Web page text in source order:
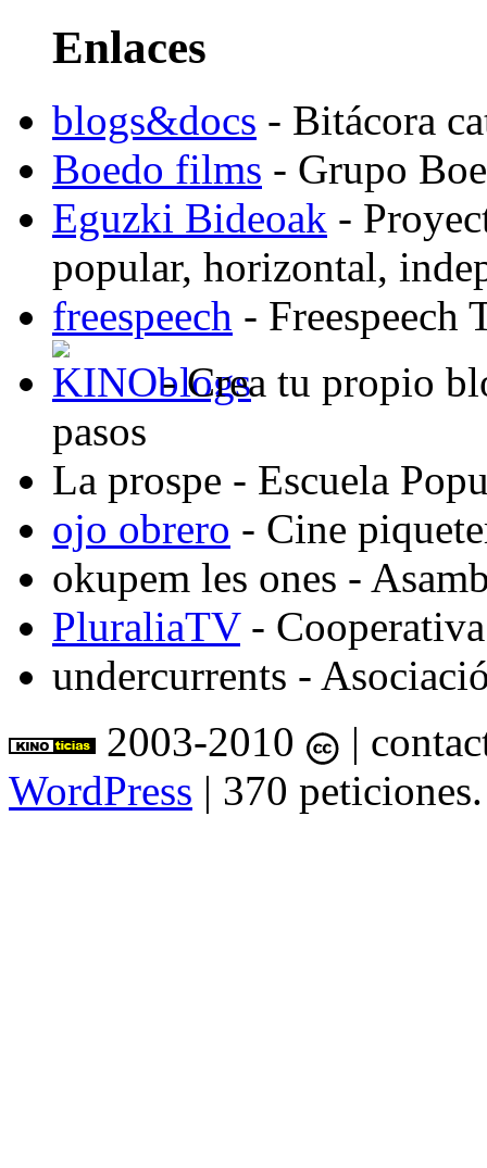
Enlaces
blogs&docs - Bitácora
Boedo films - Grupo
Eguzki Bideoak -
popular, horizontal,
freespeech - Freespeech
- Crea tu propio
pasos
La prospe - Escuela
ojo obrero - Cine
okupem les ones -
PluraliaTV-
undercurrents -
2003-2010
|
WordPress | 370